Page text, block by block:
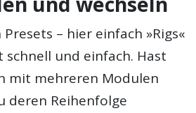
– hier einfach »Rigs«
und einfach. Hast
mit mehreren Modulen
deren Reihenfolge